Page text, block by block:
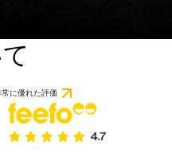
常に優れた評価